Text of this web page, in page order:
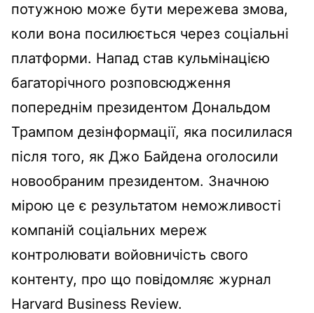
потужною може бути мережева змова,
коли вона посилюється через соціальні
платформи. Напад став кульмінацією
багаторічного розповсюдження
попереднім президентом Дональдом
Трампом дезінформації, яка посилилася
після того, як Джо Байдена оголосили
новообраним президентом. Значною
мірою це є результатом неможливості
компаній соціальних мереж
контролювати войовничість свого
контенту, про що повідомляє журнал
Harvard Business Review.